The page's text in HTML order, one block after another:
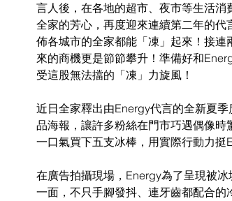
言人後，在各地的超市、夜市等生活
全家的芳心，再度迎來連續第二年的
佈各城市的全家都能「凍」起來！接
來的商機更是節節攀升！準備好和
受這股無法擋的「凍」力旋風！
近日全家釋出由Energy代言的全新夏
品海報，讓許多粉絲在門市巧遇偶像時
一口氣買下五支冰棒，用實際行動力挺
在廣告拍攝現場，Energy為了呈現被
一面，不只手腳發抖、連牙齒都配合